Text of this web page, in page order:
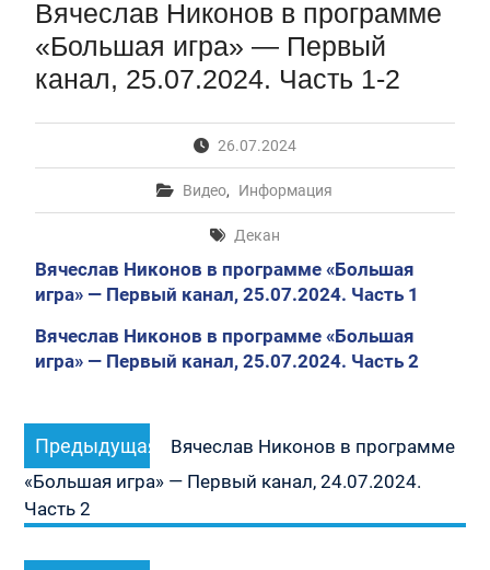
Первый канал, 28.07.2026. Часть 1-3
Вячеслав Никонов в программе «Большая игра» —
Первый канал, 27.07.2026. Часть 1-2
Конкурсные списки лиц, прошедших
М.В.Ломоносова в 2026 году по каждому
конкурсу (ранжированные списки поступающих)
Вячеслав Никонов в программе «Большая игра» —
Первый канал, 24.07.2026. Часть 1-2
Вячеслав Никонов в программе «Большая игра» —
Первый канал, 06.08.2026. Часть 1-3
Вячеслав Никонов в программе
«Большая игра» — Первый
канал, 25.07.2024. Часть 1-2
26.07.2024
Видео, Информация
Декан
Вячеслав Никонов в программе «Большая
игра» — Первый канал, 25.07.2024. Часть 1
Вячеслав Никонов в программе «Большая
игра» — Первый канал, 25.07.2024. Часть 2
Навигация
по
записям
Предыдущая
запись:
Вячеслав Никонов в программе
«Большая игра» — Первый канал, 24.07.2024.
Часть 2